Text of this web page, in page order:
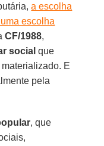
a escolha
escolha
CF/1988,
social que
E
pela
, que